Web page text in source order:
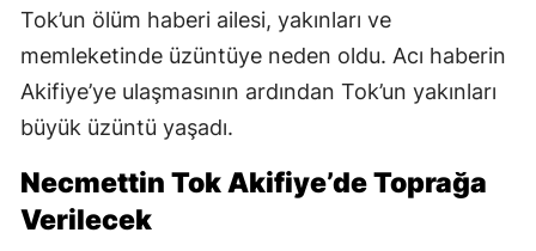
Tok’un ölüm haberi ailesi, yakınları ve
memleketinde üzüntüye neden oldu. Acı haberin
Akifiye’ye ulaşmasının ardından Tok’un yakınları
büyük üzüntü yaşadı.
Necmettin Tok Akifiye’de Toprağa
Verilecek